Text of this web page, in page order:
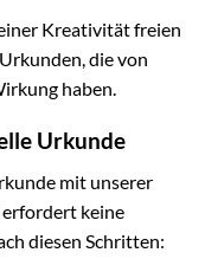
Kreativität freien
die von
haben.
Urkunde
mit unserer
keine
diesen Schritten: